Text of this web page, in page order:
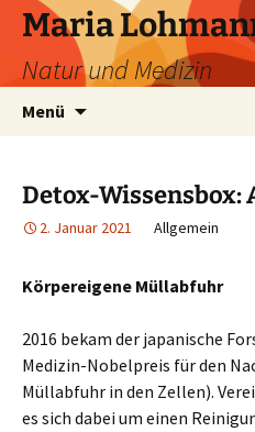
Zum
Inhalt
springen
Maria
Natur und Medizin
Menü
Detox-Wissensbox:
2. Januar 2021 Allgemein
Körpereigene Müllabfuhr
2016 bekam der japanische
Medizin-Nobelpreis für den
Müllabfuhr in den Zellen).
es sich dabei um einen